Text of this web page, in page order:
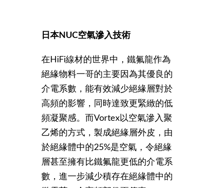
日本NUC空氣滲入技術
在HiFi線材的世界中，鐵氟龍作為
絕緣物料一哥的主要因為其優良的
介電系數，能有效減少絕緣層對於
高頻的影響，同時達致更緊緻的低
頻凝聚感。而Vortex以空氣滲入聚
乙烯的方式，製成絕緣層外皮，由
於絕緣體中的25%是空氣，令絕緣
層甚至擁有比鐵氟龍更低的介電系
數，進一步減少積存在絕緣體中的